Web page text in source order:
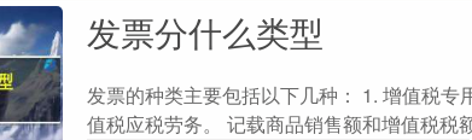
发票分什么类型
发票的种类主要包括以下几种： 1. 增值税
值税应税劳务。 记载商品销售额和增值税税